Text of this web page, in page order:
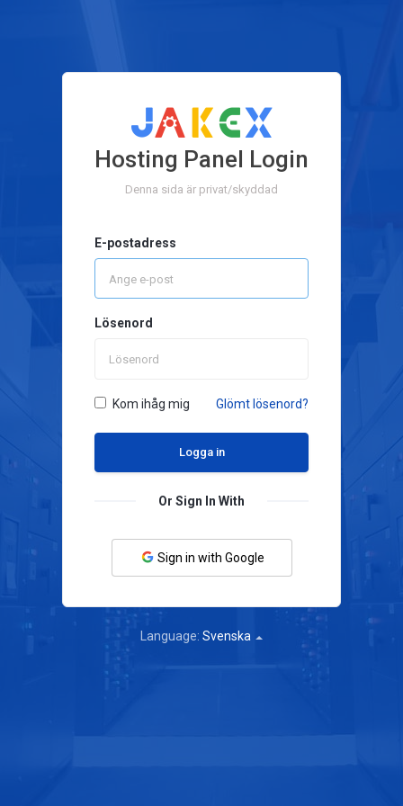
Hosting Panel Login
Denna sida är privat/skyddad
E-postadress
Lösenord
Kom ihåg mig Glömt lösenord?
Or Sign In With
Sign in with Google
Language: Svenska